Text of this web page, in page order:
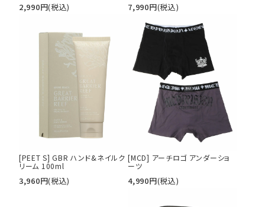
2,990円(税込) 7,990円(税込)
[PEET S] GBR ハンド&ネイルク
リーム 100ml
3,960円(税込)
[MCD] アーチロゴ アンダーショ
ーツ
4,990円(税込)